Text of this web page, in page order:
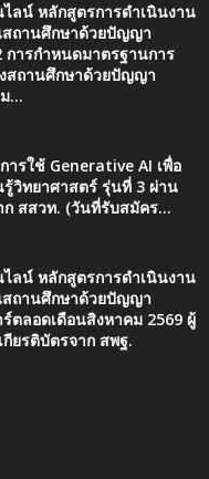
ลน์ หลักสูตรการดำเนินงาน
ถานศึกษาด้วยปัญญา
การกำหนดมาตรฐานการ
สถานศึกษาด้วยปัญญา
...
รใช้ Generative AI เพื่อ
รู้วิทยาศาสตร์ รุ่นที่ 3 ผ่าน
สสวท. (วันที่รับสมัคร...
ลน์ หลักสูตรการดำเนินงาน
ถานศึกษาด้วยปัญญา
ตลอดเดือนสิงหาคม 2569 ผู้
ยรติบัตรจาก สพฐ.